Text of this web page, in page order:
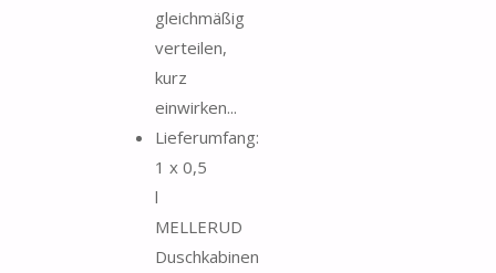
gleichmäßig
verteilen,
kurz
einwirken...
Lieferumfang:
1 x 0,5
l
MELLERUD
Duschkabinen